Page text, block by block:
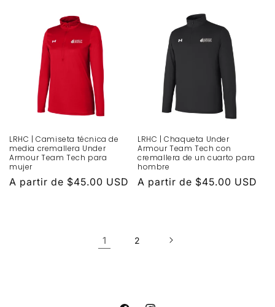
LRHC | Camiseta técnica de
media cremallera Under
Armour Team Tech para
mujer
Precio
A partir de $45.00 USD
LRHC | Chaqueta Under
Armour Team Tech con
cremallera de un cuarto para
hombre
Precio
A partir de $45.00 USD
1 2